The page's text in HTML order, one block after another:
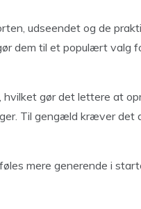
udseendet og de
dem til et populært valg
hvilket gør det lettere at
Til gengæld kræver det
mere generende i